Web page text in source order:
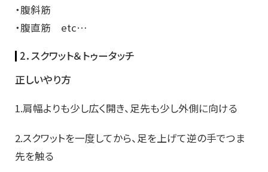
・腹斜筋
・腹直筋 etc…
2．スクワット＆トゥータッチ
正しいやり方
1.肩幅よりも少し広く開き、足先も少し外側に向ける
2.スクワットを一度してから、足を上げて逆の手でつま
先を触る